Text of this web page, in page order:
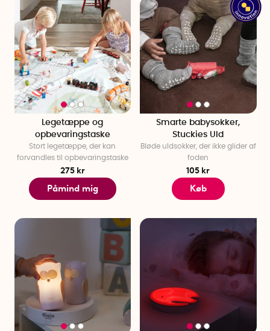
Legetæppe og
opbevaringstaske
Stort legetæppe, der kan
forvandles til opbevaringstaske
275 kr
Påmind mig
Smarte babysokker,
Stuckies Uld
Bløde uldsokker, der ikke glider af
foden
105 kr
Køb